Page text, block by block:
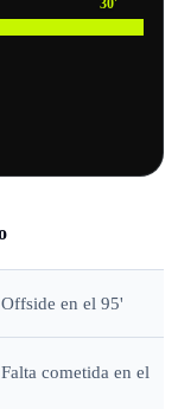
30'
en el 95'
cometida en el